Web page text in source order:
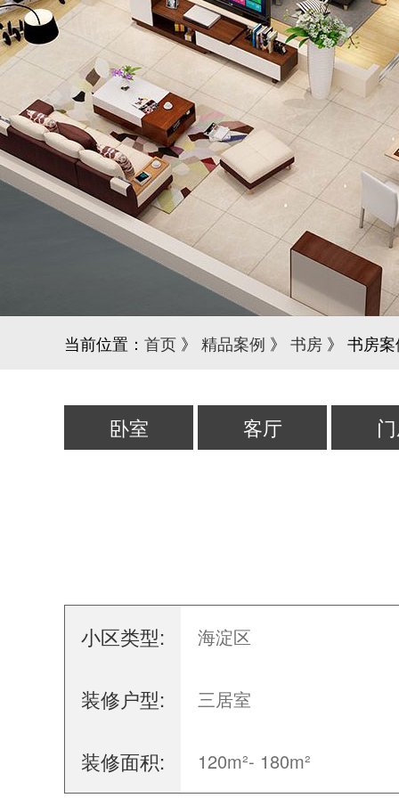
当前位置： 首页 》 精品案例 》 书房 》 书房
卧室 客厅
小区类型: 海淀区
装修户型: 三居室
装修面积: 120m²- 180m²